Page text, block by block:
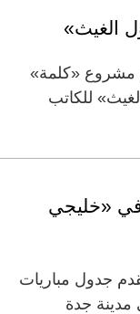
الغيث»
مشروع «كلمة»
للكاتب
في «خليجي
جدول مباريات
في مدينة جدة